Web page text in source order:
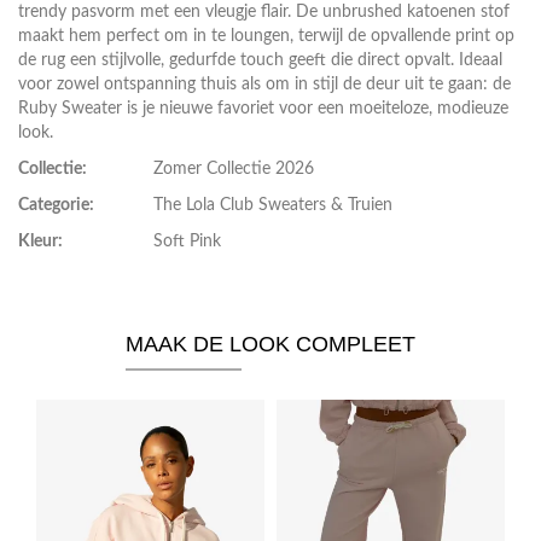
trendy pasvorm met een vleugje flair. De unbrushed katoenen stof
maakt hem perfect om in te loungen, terwijl de opvallende print op
de rug een stijlvolle, gedurfde touch geeft die direct opvalt. Ideaal
voor zowel ontspanning thuis als om in stijl de deur uit te gaan: de
Ruby Sweater is je nieuwe favoriet voor een moeiteloze, modieuze
look.
Collectie: Zomer Collectie 2026
Categorie: The Lola Club Sweaters & Truien
Kleur: Soft Pink
MAAK DE LOOK COMPLEET